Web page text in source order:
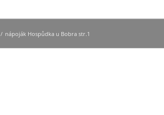
/ nápoják Hospůdka u Bobra str.1